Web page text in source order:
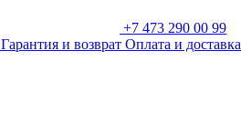
+7 473 290 00 99
Гарантия и возврат Оплата и доставка